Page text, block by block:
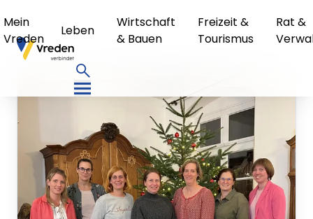
Mein
Vreden
Leben
Wirtschaft
& Bauen
Freizeit &
Tourismus
Rat &